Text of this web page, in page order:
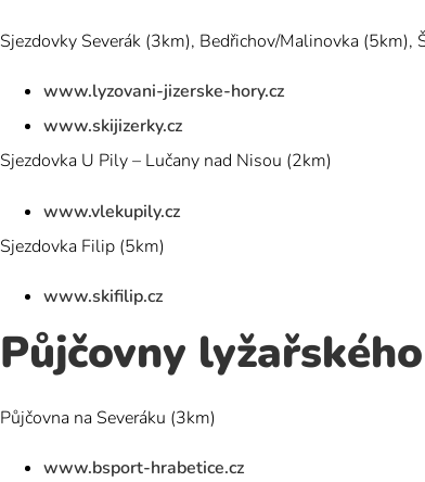
Sjezdovky Severák (3km), Bedřichov/Malinovka (5km),
www.lyzovani-jizerske-hory.cz
www.skijizerky.cz
Sjezdovka U Pily – Lučany nad Nisou (2km)
www.vlekupily.cz
Sjezdovka Filip (5km)
www.skifilip.cz
Půjčovny
Půjčovna na Severáku (3km)
www.bsport-hrabetice.cz